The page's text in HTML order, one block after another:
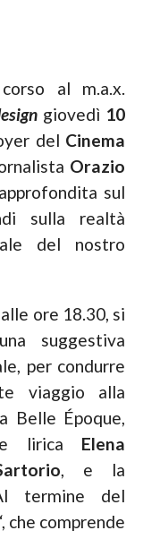
al m.a.x.
giovedì 10
del Cinema
Orazio
sul
sulla realtà
del nostro
ore 18.30, si
suggestiva
per condurre
viaggio alla
Belle Époque,
lirica Elena
, e la
termine del
che comprende